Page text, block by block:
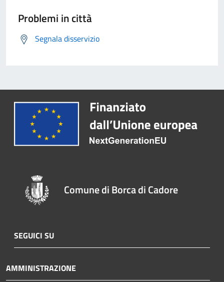
Problemi in città
Segnala disservizio
Comune di Borca di Cadore
SEGUICI SU
AMMINISTRAZIONE